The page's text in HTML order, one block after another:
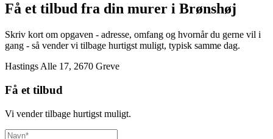
Få et tilbud fra din murer i Brønshøj
Skriv kort om opgaven - adresse, omfang og hvornår du gerne vil i
gang - så vender vi tilbage hurtigst muligt, typisk samme dag.
Hastings Alle 17, 2670 Greve
Få et tilbud
Vi vender tilbage hurtigst muligt.